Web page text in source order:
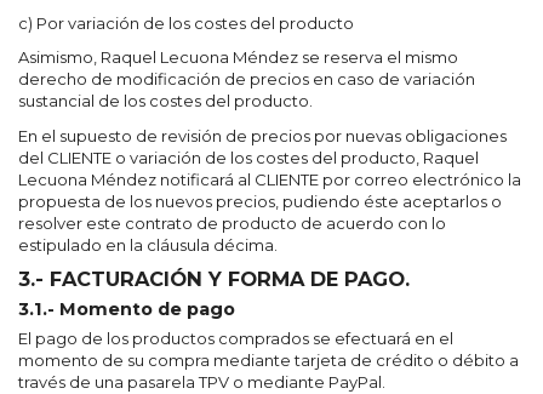
c) Por variación de los costes del producto
Asimismo, Raquel Lecuona Méndez se reserva el mismo
derecho de modificación de precios en caso de variación
sustancial de los costes del producto.
En el supuesto de revisión de precios por nuevas obligaciones
del CLIENTE o variación de los costes del producto, Raquel
Lecuona Méndez notificará al CLIENTE por correo electrónico la
propuesta de los nuevos precios, pudiendo éste aceptarlos o
resolver este contrato de producto de acuerdo con lo
estipulado en la cláusula décima.
3.- FACTURACIÓN Y FORMA DE PAGO.
3.1.- Momento de pago
El pago de los productos comprados se efectuará en el
momento de su compra mediante tarjeta de crédito o débito a
través de una pasarela TPV o mediante PayPal.